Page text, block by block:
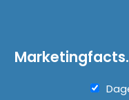
Marketingfacts.